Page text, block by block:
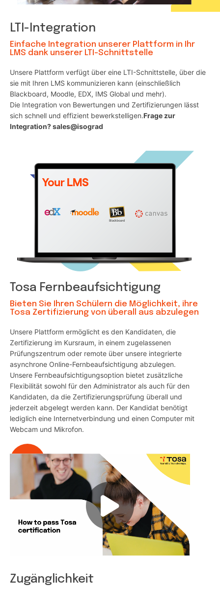
LTI-Integration
Einfache Integration unserer Plattform in Ihr
LMS dank unserer LTI-Schnittstelle
Unsere Plattform verfügt über eine LTI-Schnittstelle, über die
sie mit Ihren LMS kommunizieren kann (einschließlich
Blackboard, Moodle, EDX, IMS Global und mehr).
Die Integration von Bewertungen und Zertifizierungen lässt
sich schnell und effizient bewerkstelligen.Frage zur
Integration? sales@isograd
Tosa Fernbeaufsichtigung
Bieten Sie Ihren Schülern die Möglichkeit, ihre
Tosa Zertifizierung von überall aus abzulegen
Unsere Plattform ermöglicht es den Kandidaten, die
Zertifizierung im Kursraum, in einem zugelassenen
Prüfungszentrum oder remote über unsere integrierte
asynchrone Online-Fernbeaufsichtigung abzulegen.
Unsere Fernbeaufsichtigungsoption bietet zusätzliche
Flexibilität sowohl für den Administrator als auch für den
Kandidaten, da die Zertifizierungsprüfung überall und
jederzeit abgelegt werden kann. Der Kandidat benötigt
lediglich eine Internetverbindung und einen Computer mit
Webcam und Mikrofon.
Zugänglichkeit